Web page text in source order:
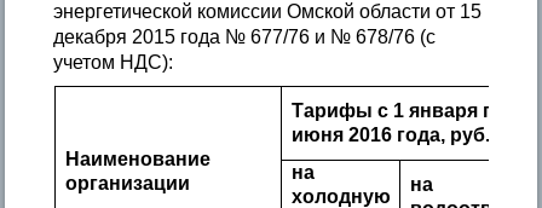
энергетической комиссии Омской области от 15
декабря 2015 года № 677/76 и № 678/76 (с
учетом НДС):
Наименование
организации
Тарифы с 1 января по 30
июня 2016 года, руб./
на
холодную
на